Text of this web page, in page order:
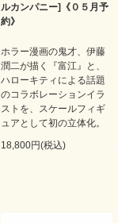
ルカンパニー]《０５月予
約》
ホラー漫画の鬼才、伊藤
潤二が描く『富江』と、
ハローキティによる話題
のコラボレーションイラ
ストを、スケールフィギ
ュアとして初の立体化。
18,800円(税込)